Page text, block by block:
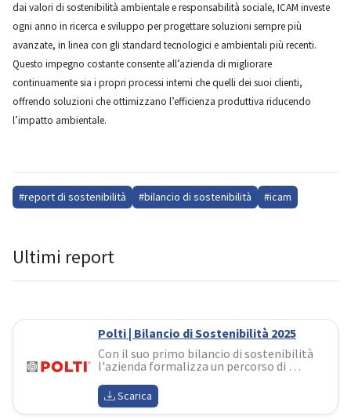
dai valori di sostenibilità ambientale e responsabilità sociale, ICAM investe
ogni anno in ricerca e sviluppo per progettare soluzioni sempre più
avanzate, in linea con gli standard tecnologici e ambientali più recenti.
Questo impegno costante consente all’azienda di migliorare
continuamente sia i propri processi interni che quelli dei suoi clienti,
offrendo soluzioni che ottimizzano l’efficienza produttiva riducendo
l’impatto ambientale.
#report di sostenibilità #bilancio di sostenibilità #icam
Ultimi report
Polti | Bilancio di Sostenibilità 2025
Con il suo primo bilancio di sostenibilità
l'azienda formalizza un percorso di
cinquant'anni di storia. Il documento
evidenzia i risultati raggiunti sul fronte
ambientale, sociale e della governance
Scarica